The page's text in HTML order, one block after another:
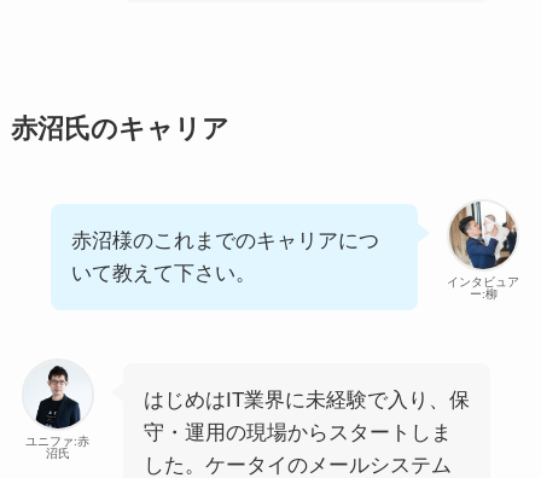
赤沼氏のキャリア
インタビュア
ー:柳
赤沼様のこれまでのキャリアにつ
いて教えて下さい。
ユニファ:赤
沼氏
はじめはIT業界に未経験で入り、保
守・運用の現場からスタートしま
した。ケータイのメールシステム